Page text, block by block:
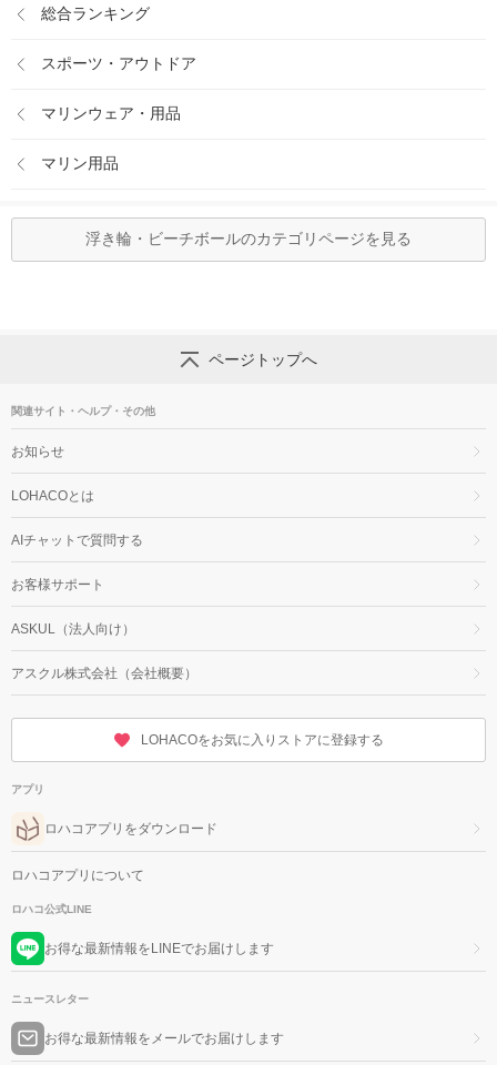
総合ランキング
スポーツ・アウトドア
マリンウェア・用品
マリン用品
浮き輪・ビーチボールのカテゴリページを見る
ページトップへ
関連サイト・ヘルプ・その他
お知らせ
LOHACOとは
AIチャットで質問する
お客様サポート
ASKUL（法人向け）
アスクル株式会社（会社概要）
LOHACOをお気に入りストアに登録する
アプリ
ロハコアプリをダウンロード
ロハコアプリについて
ロハコ公式LINE
お得な最新情報をLINEでお届けします
ニュースレター
お得な最新情報をメールでお届けします